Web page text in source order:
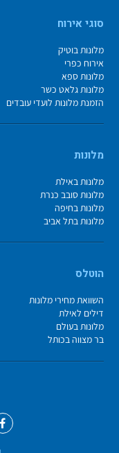
סוגי אירוח
מלונות בוטיק
אירוח כפרי
מלונות ספא
מלונות גלאט כשר
הזמנת מלונות לועדי עובדים
מלונות
מלונות באילת
מלונות סובב כנרת
מלונות בחיפה
מלונות בתל אביב
הוטלס
השוואת מחירי מלונות
דילים לאילת
מלונות בעולם
בר מצווה בכותל